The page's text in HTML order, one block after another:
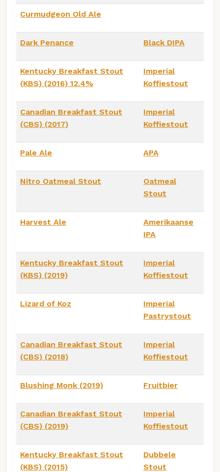
Curmudgeon Old Ale
Dark Penance Black DIPA
Kentucky Breakfast Stout
(KBS) (2016) 12.4%
Imperial
Koffiestout
Canadian Breakfast Stout
(CBS) (2017)
Imperial
Koffiestout
Pale Ale APA
Nitro Oatmeal Stout
Oatmeal
Stout
Harvest Ale
Amerikaanse
IPA
Kentucky Breakfast Stout
(KBS) (2019)
Imperial
Koffiestout
Lizard of Koz
Imperial
Pastrystout
Canadian Breakfast Stout
(CBS) (2018)
Imperial
Koffiestout
Blushing Monk (2019) Fruitbier
Canadian Breakfast Stout
(CBS) (2019)
Imperial
Koffiestout
Kentucky Breakfast Stout
(KBS) (2015)
Dubbele
Stout